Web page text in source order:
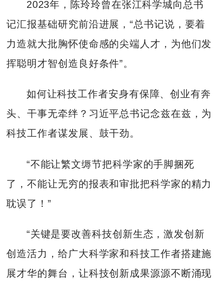
2023年，陈玲玲曾在张江科学城向总书
记汇报基础研究前沿进展，“总书记说，要着
力造就大批胸怀使命感的尖端人才，为他们发
挥聪明才智创造良好条件”。
如何让科技工作者安身有保障、创业有奔
头、干事无牵绊？习近平总书记念兹在兹，为
科技工作者谋发展、鼓干劲。
“不能让繁文缛节把科学家的手脚捆死
了，不能让无穷的报表和审批把科学家的精力
耽误了！”
“关键是要改善科技创新生态，激发创新
创造活力，给广大科学家和科技工作者搭建施
展才华的舞台，让科技创新成果源源不断涌现